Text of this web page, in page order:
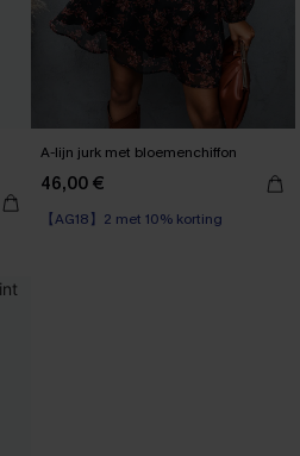
A-lijn jurk met bloemenchiffon
46,00 €
【AG18】2 met 10% korting